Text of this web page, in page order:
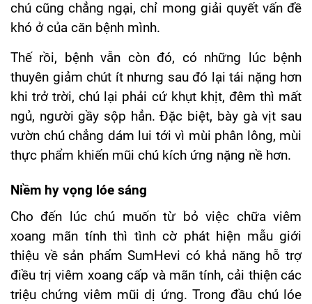
chú cũng chẳng ngại, chỉ mong giải quyết vấn đề
khó ở của căn bệnh mình.
Thế rồi, bệnh vẫn còn đó, có những lúc bệnh
thuyên giảm chút ít nhưng sau đó lại tái nặng hơn
khi trở trời, chú lại phải cứ khụt khịt, đêm thì mất
ngủ, người gầy sộp hẳn. Đặc biệt, bày gà vịt sau
vườn chú chẳng dám lui tới vì mùi phân lông, mùi
thực phẩm khiến mũi chú kích ứng nặng nề hơn.
Niềm hy vọng lóe sáng
Cho đến lúc chú muốn từ bỏ việc chữa viêm
xoang mãn tính thì tình cờ phát hiện mẫu giới
thiệu về sản phẩm SumHevi có khả năng hỗ trợ
điều trị viêm xoang cấp và mãn tính, cải thiện các
triệu chứng viêm mũi dị ứng. Trong đầu chú lóe